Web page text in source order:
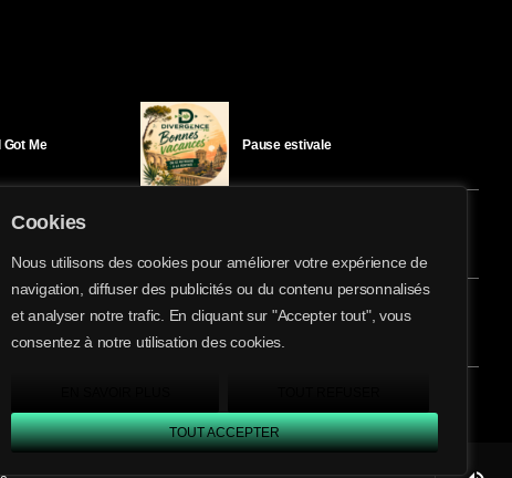
Cookies
Nous utilisons des cookies pour améliorer votre expérience de
navigation, diffuser des publicités ou du contenu personnalisés
et analyser notre trafic. En cliquant sur "Accepter tout", vous
consentez à notre utilisation des cookies.
TOUT ACCEPTER
share
email
Got Me
Héloïse Bay
Pause estivale
Ici l’Ombre – mardi 28 juillet
.